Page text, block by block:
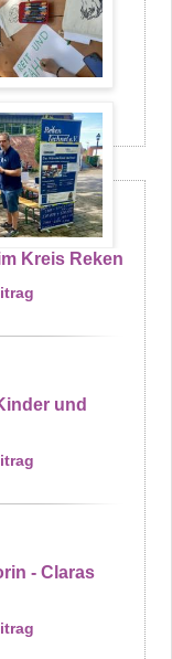
Kreis Reken
und
- Claras